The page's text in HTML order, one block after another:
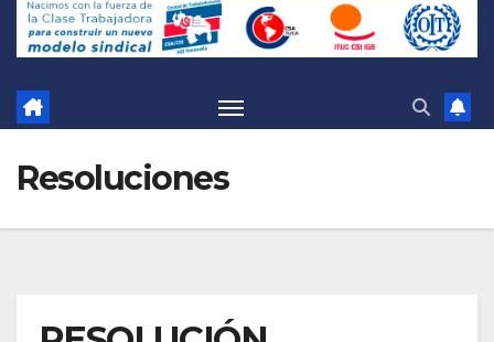
Resoluciones